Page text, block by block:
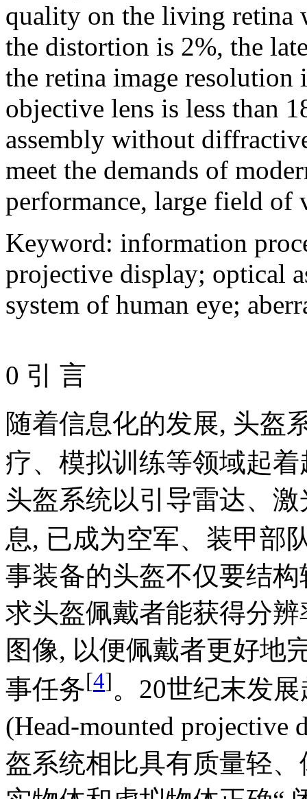
quality on the living retina
the distortion is 2%, the
the retina image
objective lens is less than
assembly without
meet the demands of
performance, large field
Keyword: information
projective display; optical
system of human eye;
0 引 言
随着信息化的发展, 头盔
疗、模拟训练等领域起
头盔系统以引导雷达、
息, 已成为空军、装甲部
事装备的头盔不仅要结
求头盔佩戴者能获得分
图像, 以便佩戴者更好地
事任务[4]。20世纪末发
(Head-mounted
盔系统相比具有质量轻